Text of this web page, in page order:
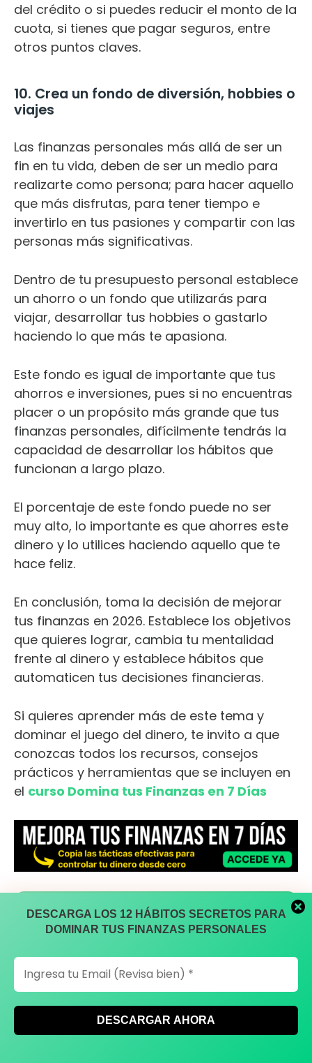
del crédito o si puedes reducir el monto de la
cuota, si tienes que pagar seguros, entre
otros puntos claves.
10. Crea un fondo de diversión, hobbies o
viajes
Las finanzas personales más allá de ser un
fin en tu vida, deben de ser un medio para
realizarte como persona; para hacer aquello
que más disfrutas, para tener tiempo e
invertirlo en tus pasiones y compartir con las
personas más significativas.
Dentro de tu presupuesto personal establece
un ahorro o un fondo que utilizarás para
viajar, desarrollar tus hobbies o gastarlo
haciendo lo que más te apasiona.
Este fondo es igual de importante que tus
ahorros e inversiones, pues si no encuentras
placer o un propósito más grande que tus
finanzas personales, difícilmente tendrás la
capacidad de desarrollar los hábitos que
funcionan a largo plazo.
El porcentaje de este fondo puede no ser
muy alto, lo importante es que ahorres este
dinero y lo utilices haciendo aquello que te
hace feliz.
En conclusión, toma la decisión de mejorar
tus finanzas en 2026. Establece los objetivos
que quieres lograr, cambia tu mentalidad
frente al dinero y establece hábitos que
automaticen tus decisiones financieras.
Si quieres aprender más de este tema y
dominar el juego del dinero, te invito a que
conozcas todos los recursos, consejos
prácticos y herramientas que se incluyen en
el curso Domina tus Finanzas en 7 Días
DESCARGA LOS 12 HÁBITOS SECRETOS PARA
DOMINAR TUS FINANZAS PERSONALES
DESCARGA LOS 12 HÁBITOS SECRETOS PARA
DOMINAR TUS FINANZAS PERSONALES